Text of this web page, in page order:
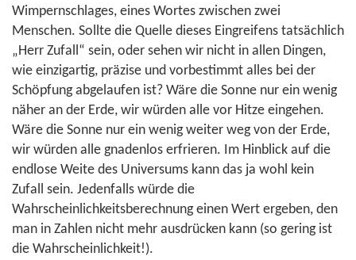
Wimpernschlages, eines Wortes zwischen zwei
Menschen. Sollte die Quelle dieses Eingreifens tatsächlich
„Herr Zufall“ sein, oder sehen wir nicht in allen Dingen,
wie einzigartig, präzise und vorbestimmt alles bei der
Schöpfung abgelaufen ist? Wäre die Sonne nur ein wenig
näher an der Erde, wir würden alle vor Hitze eingehen.
Wäre die Sonne nur ein wenig weiter weg von der Erde,
wir würden alle gnadenlos erfrieren. Im Hinblick auf die
endlose Weite des Universums kann das ja wohl kein
Zufall sein. Jedenfalls würde die
Wahrscheinlichkeitsberechnung einen Wert ergeben, den
man in Zahlen nicht mehr ausdrücken kann (so gering ist
die Wahrscheinlichkeit!).